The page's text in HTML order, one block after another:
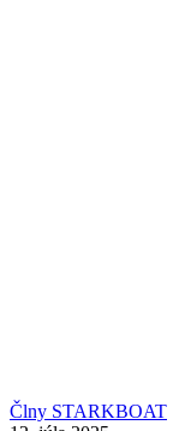
Prečo
Člny STARKBOAT